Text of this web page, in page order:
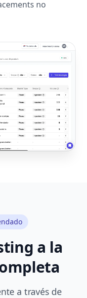
no
a la
a través de